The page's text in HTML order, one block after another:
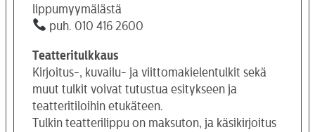
lippumyymälästä
puh. 010 416 2600
Teatteritulkkaus
Kirjoitus-, kuvailu- ja viittomakielentulkit sekä
muut tulkit voivat tutustua esitykseen ja
teatteritiloihin etukäteen.
Tulkin teatterilippu on maksuton, ja käsikirjoitus